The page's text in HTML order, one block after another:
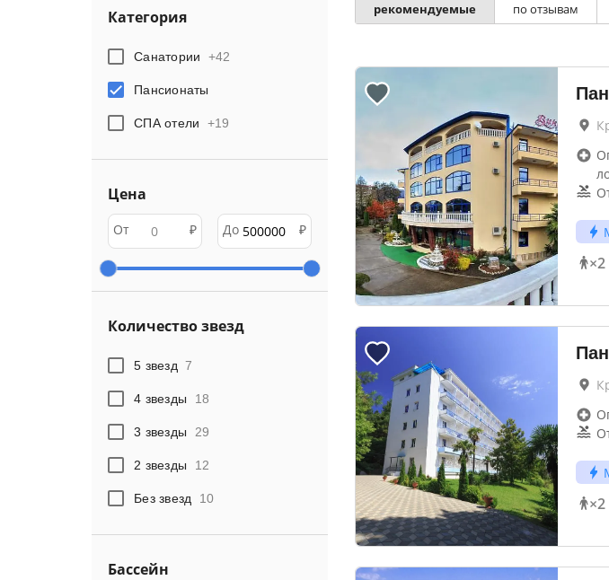
Категория
Санатории +42
Пансионаты
СПА отели +19
Цена
От ₽ До ₽
Количество звезд
5 звезд 7
4 звезды 18
3 звезды 29
2 звезды 12
Без звезд 10
Бассейн
рекомендуемые по отзывам
×2
×2